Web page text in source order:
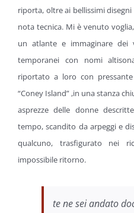
riporta, oltre ai bellissimi
nota tecnica. Mi è venuto
un atlante e immaginare dei
temporanei con nomi
riportato a loro con
“Coney Island” ,in una stanza
asprezze delle donne
tempo, scandito da arpeggi e
qualcuno, trasfigurato nei
impossibile ritorno.
te ne sei andato